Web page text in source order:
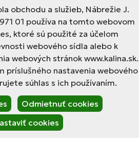
obchodu a služieb, Nábrežie J.
01 používa na tomto webovom
ktoré sú použité za účelom
webového sídla alebo k
webových stránok www.kalina.sk.
príslušného nastavenia webového
súhlas s ich používaním.
Odmietnuť cookies
cookies